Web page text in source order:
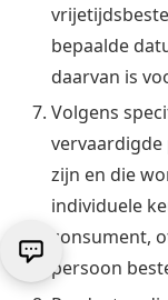
bepaalde
daarvan is
Volgens
zijn en die
individuele
consument,
persoon